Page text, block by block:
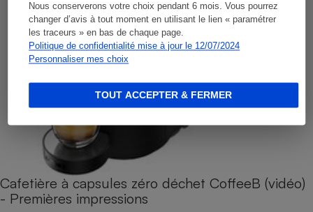
Nous conserverons votre choix pendant 6 mois. Vous pourrez
changer d’avis à tout moment en utilisant le lien « paramétrer
les traceurs » en bas de chaque page.
Politique de confidentialité mise à jour le 12/07/2024
Personnaliser mes choix
TOUT ACCEPTER & FERMER
Cafetière à capsules zéro déchet CoffeeB (vidéo)
- Premières impressions